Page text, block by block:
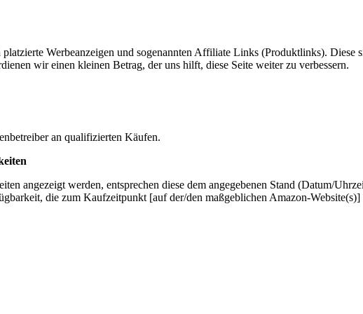
platzierte Werbeanzeigen und sogenannten Affiliate Links (Produktlinks).
wir einen kleinen Betrag, der uns hilft, diese Seite weiter zu verbessern.
an qualifizierten Käufen.
angezeigt werden, entsprechen diese dem angegebenen Stand (Datum/
die zum Kaufzeitpunkt [auf der/den maßgeblichen Amazon-Website(s)]